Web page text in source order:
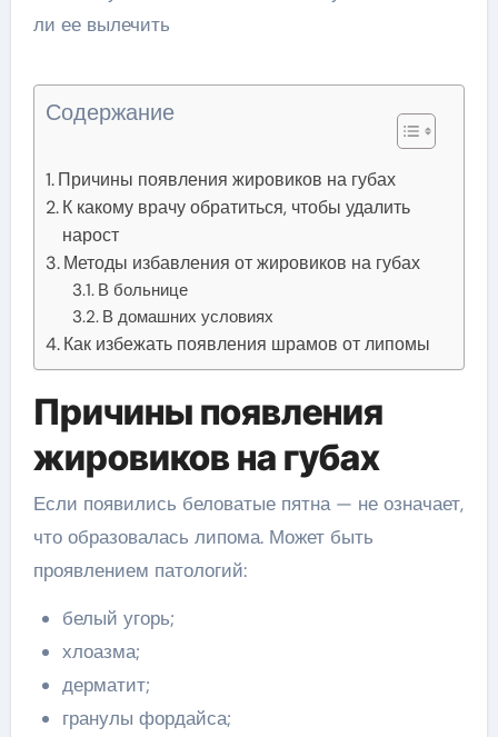
Содержание
Причины появления жировиков на губах
К какому врачу обратиться, чтобы удалить
нарост
Методы избавления от жировиков на губах
В больнице
В домашних условиях
Как избежать появления шрамов от липомы
Причины появления
жировиков на губах
Если появились беловатые пятна — не означает,
что образовалась липома. Может быть
проявлением патологий:
белый угорь;
хлоазма;
дерматит;
гранулы фордайса;